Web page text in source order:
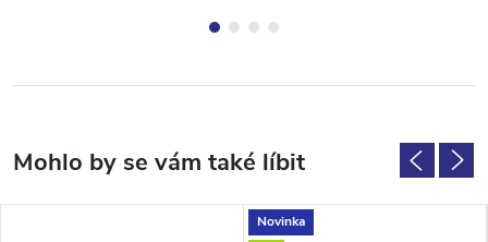
Novinka